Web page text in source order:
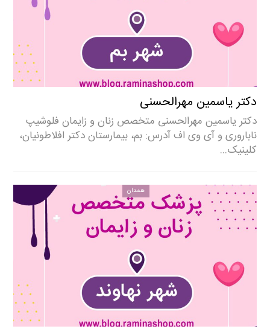
دکتر یاسمین مهرالحسنی
دکتر یاسمین مهرالحسنی متخصص زنان و زایمان فلوشیپ
ناباروری و آی وی اف آدرس: بم، بیمارستان دکتر افلاطونیان،
کلینیک…
همدان